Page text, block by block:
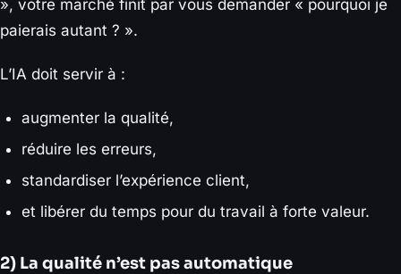
», votre marché finit par vous demander « pourquoi je
paierais autant ? ».
L’IA doit servir à :
augmenter la qualité,
réduire les erreurs,
standardiser l’expérience client,
et libérer du temps pour du travail à forte valeur.
2) La qualité n’est pas automatique